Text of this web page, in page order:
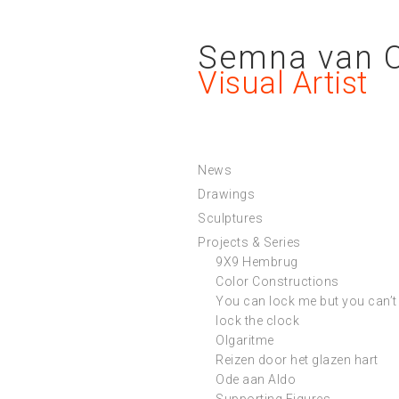
Semna van
Visual Artist
News
Drawings
Sculptures
Projects & Series
9X9 Hembrug
Color Constructions
You can lock me but you can’t
lock the clock
Olgaritme
Reizen door het glazen hart
Ode aan Aldo